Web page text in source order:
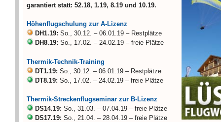
garantiert statt: 52.18, 1.19, 8.19 und 10.19.
Höhenflugschulung zur A-Lizenz
DH1.19: So., 30.12. – 06.01.19 – Restplätze
DH8.19: So., 17.02. – 24.02.19 – freie Plätze
Thermik-Technik-Training
DT1.19: So., 30.12. – 06.01.19 – Restplätze
DT8.19: So., 17.02. – 24.02.19 – freie Plätze
Thermik-Streckenflugseminar zur B-Lizenz
DS14.19: So., 31.03. – 07.04.19 – freie Plätze
DS17.19: So., 21.04. – 28.04.19 – freie Plätze